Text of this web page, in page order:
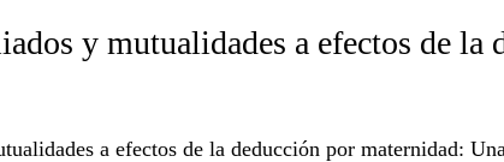
y mutualidades a efectos de la
a efectos de la deducción por maternidad: